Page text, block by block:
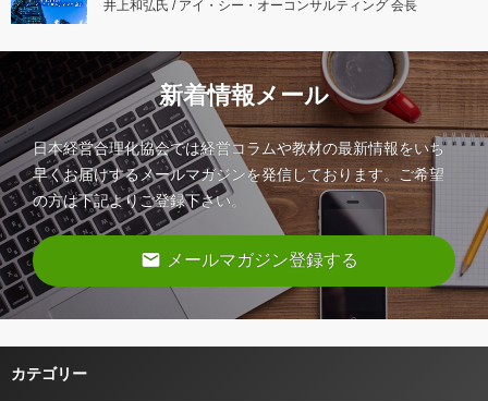
井上和弘氏 / アイ・シー・オーコンサルティング 会長
新着情報メール
日本経営合理化協会では経営コラムや教材の最新情報をいち
早くお届けするメールマガジンを発信しております。ご希望
の方は下記よりご登録下さい。
email メールマガジン登録する
カテゴリー